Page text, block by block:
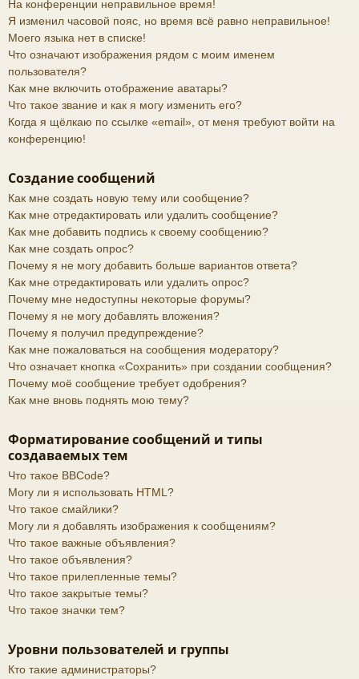
На конференции неправильное время!
Я изменил часовой пояс, но время всё равно неправильное!
Моего языка нет в списке!
Что означают изображения рядом с моим именем
пользователя?
Как мне включить отображение аватары?
Что такое звание и как я могу изменить его?
Когда я щёлкаю по ссылке «email», от меня требуют войти на
конференцию!
Создание сообщений
Как мне создать новую тему или сообщение?
Как мне отредактировать или удалить сообщение?
Как мне добавить подпись к своему сообщению?
Как мне создать опрос?
Почему я не могу добавить больше вариантов ответа?
Как мне отредактировать или удалить опрос?
Почему мне недоступны некоторые форумы?
Почему я не могу добавлять вложения?
Почему я получил предупреждение?
Как мне пожаловаться на сообщения модератору?
Что означает кнопка «Сохранить» при создании сообщения?
Почему моё сообщение требует одобрения?
Как мне вновь поднять мою тему?
Форматирование сообщений и типы
создаваемых тем
Что такое BBCode?
Могу ли я использовать HTML?
Что такое смайлики?
Могу ли я добавлять изображения к сообщениям?
Что такое важные объявления?
Что такое объявления?
Что такое прилепленные темы?
Что такое закрытые темы?
Что такое значки тем?
Уровни пользователей и группы
Кто такие администраторы?